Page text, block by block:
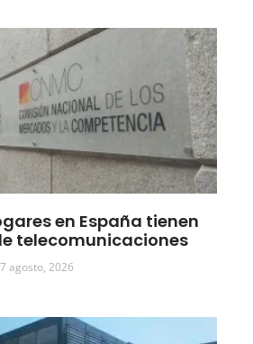
en España tienen
telecomunicaciones
7 agosto, 2026